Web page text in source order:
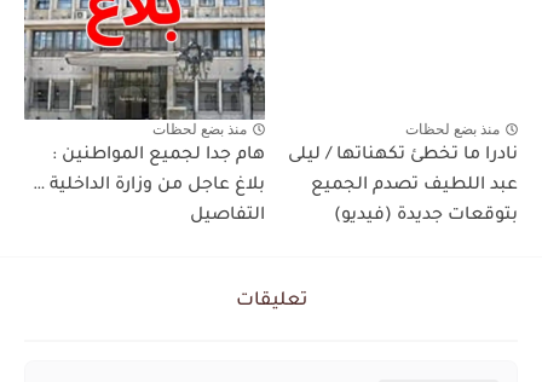
منذ بضع لحظات
نادرا ما تخطئ تكهناتها / ليلى
عبد اللطيف تصدم الجميع
بتوقعات جديدة (فيديو)
منذ بضع لحظات
هام جدا لجميع المواطنين :
بلاغ عاجل من وزارة الداخلية …
التفاصيل
تعليقات